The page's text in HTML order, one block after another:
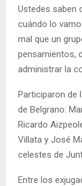
Ustedes saben
cuándo lo
mal que un
pensamientos,
administrar la
Participaron de
de Belgrano:
Ricardo
Villata y José
celestes de
Entre los